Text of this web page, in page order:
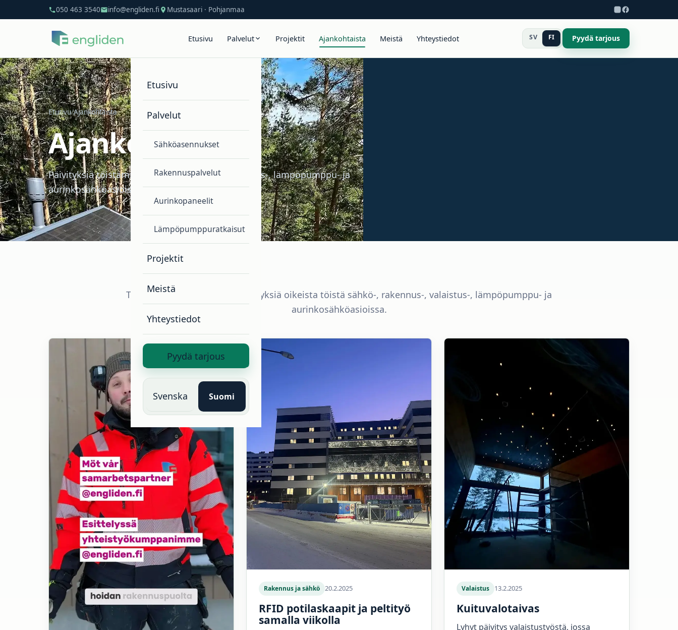
050 463 3540 info@engliden.fi Mustasaari · Pohjanmaa
Etusivu Palvelut Projektit Ajankohtaista Meistä Yhteystiedot SV FI Pyydä tarjous
Etusivu
Palvelut
Sähköasennukset
Rakennuspalvelut
Aurinkopaneelit
Lämpöpumppuratkaisut
Projektit
Meistä
Yhteystiedot
Pyydä tarjous
Svenska Suomi
Etusivu/Ajankohtaista
Ajankohtaista
Päivityksiä töistämme sähkö-, rakennus-, valaistus-, lämpöpumppu- ja
aurinkosähköasioissa.
Tänne kokoamme lyhyitä päivityksiä oikeista töistä sähkö-, rakennus-, valaistus-, lämpöpumppu- ja
aurinkosähköasioissa.
Rakennus ja sähkö 20.2.2025
RFID potilaskaapit ja peltityö
samalla viikolla
Valaistus 13.2.2025
Kuituvalotaivas
Lyhyt päivitys valaistustyöstä, jossa